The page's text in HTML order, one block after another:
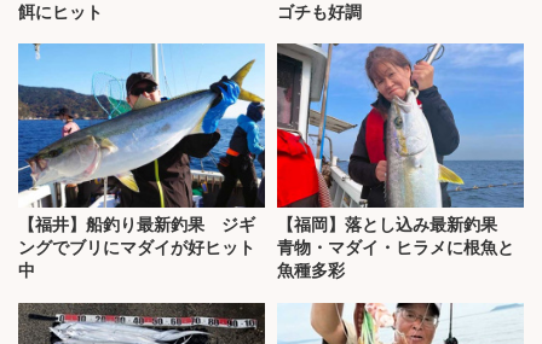
餌にヒット
ゴチも好調
【福井】船釣り最新釣果 ジギ
ングでブリにマダイが好ヒット
中
【福岡】落とし込み最新釣果
青物・マダイ・ヒラメに根魚と
魚種多彩